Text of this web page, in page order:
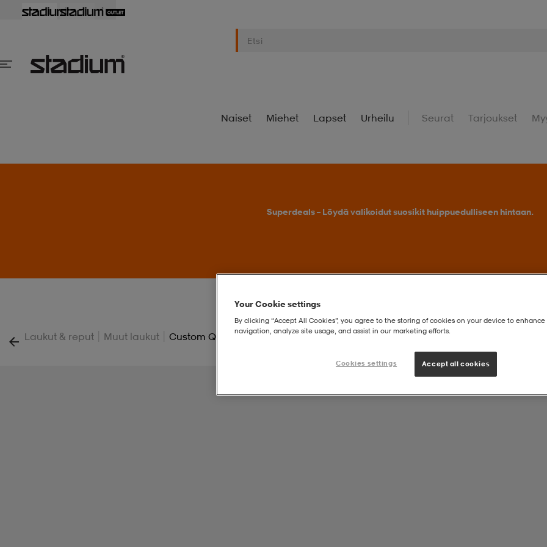
Naiset Miehet Lapset Urheilu Seurat Tarjoukset
Osta 2 tai enemmän, saat -25 % outdoor-tuotteista.
Laukut & reput | Muut laukut | Custom Quiver
Your Cookie settings
By clicking “Accept All Cookies”, you agree to the storing of cookies on your device to enhance
navigation, analyze site usage, and assist in our marketing efforts.
Cookies settings Accept all cookies